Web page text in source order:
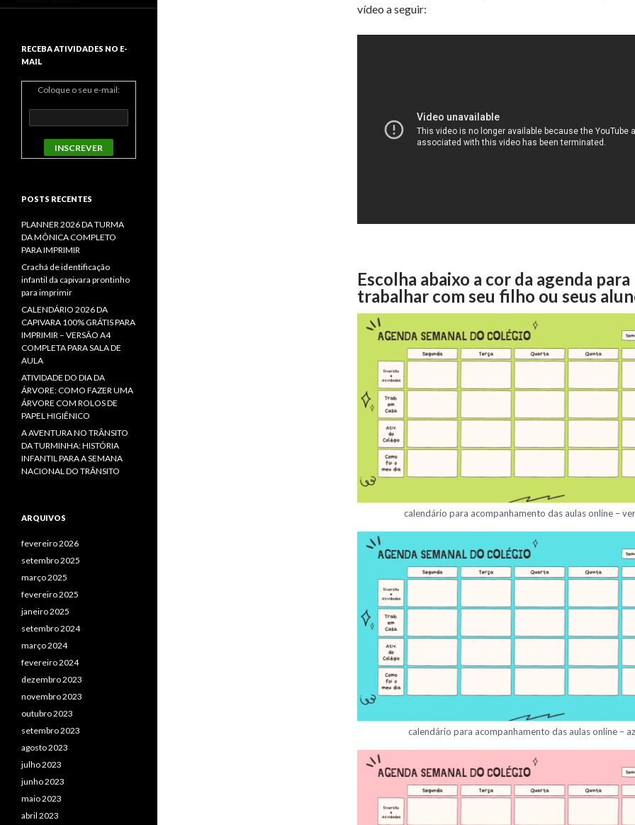
vídeo a seguir:
Escolha abaixo a cor da agenda para
trabalhar com seu filho ou seus
calendário para acompanhamento das aulas online –
calendário para acompanhamento das aulas online –
RECEBA ATIVIDADES NO E-
MAIL
Coloque o seu e-mail:
POSTS RECENTES
PLANNER 2026 DA TURMA
DA MÔNICA COMPLETO
PARA IMPRIMIR
Crachá de identificação
infantil da capivara prontinho
para imprimir
CALENDÁRIO 2026 DA
CAPIVARA 100% GRÁTIS PARA
IMPRIMIR – VERSÃO A4
COMPLETA PARA SALA DE
AULA
ATIVIDADE DO DIA DA
ÁRVORE: COMO FAZER UMA
ÁRVORE COM ROLOS DE
PAPEL HIGIÊNICO
A AVENTURA NO TRÂNSITO
DA TURMINHA: HISTÓRIA
INFANTIL PARA A SEMANA
NACIONAL DO TRÂNSITO
ARQUIVOS
fevereiro 2026
setembro 2025
março 2025
fevereiro 2025
janeiro 2025
setembro 2024
março 2024
fevereiro 2024
dezembro 2023
novembro 2023
outubro 2023
setembro 2023
agosto 2023
julho 2023
junho 2023
maio 2023
abril 2023